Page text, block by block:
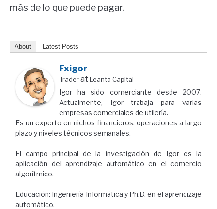
más de lo que puede pagar.
About Latest Posts
Fxigor
Traderat Leanta Capital
Igor ha sido comerciante desde 2007.
Actualmente, Igor trabaja para varias
empresas comerciales de utilería.
Es un experto en nichos financieros, operaciones a largo
plazo y niveles técnicos semanales.
El campo principal de la investigación de Igor es la
aplicación del aprendizaje automático en el comercio
algorítmico.
Educación: Ingeniería Informática y Ph.D. en el aprendizaje
automático.